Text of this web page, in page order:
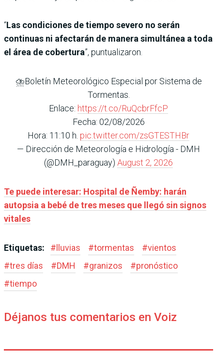
“Las condiciones de tiempo severo no serán
continuas ni afectarán de manera simultánea a toda
el área de cobertura”, puntualizaron.
⛈️Boletín Meteorológico Especial por Sistema de
Tormentas.
Enlace: https://t.co/RuQcbrFfcP
Fecha: 02/08/2026
Hora: 11:10 h. pic.twitter.com/zsGTESTHBr
— Dirección de Meteorología e Hidrología - DMH
(@DMH_paraguay) August 2, 2026
Te puede interesar: Hospital de Ñemby: harán
autopsia a bebé de tres meses que llegó sin signos
vitales
Etiquetas: # lluvias #tormentas #vientos
#tres días #DMH #granizos #pronóstico
#tiempo
Déjanos tus comentarios en Voiz